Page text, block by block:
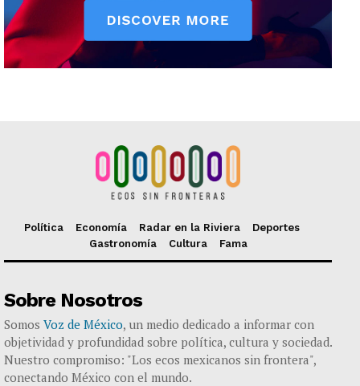
Política Economía Radar en la Riviera
Deportes
Gastronomía
Cultura Fama
Sobre Nosotros
Somos Voz de México, un medio dedicado a informar con
objetividad y profundidad sobre política, cultura y sociedad.
Nuestro compromiso: "Los ecos mexicanos sin frontera",
conectando México con el mundo.